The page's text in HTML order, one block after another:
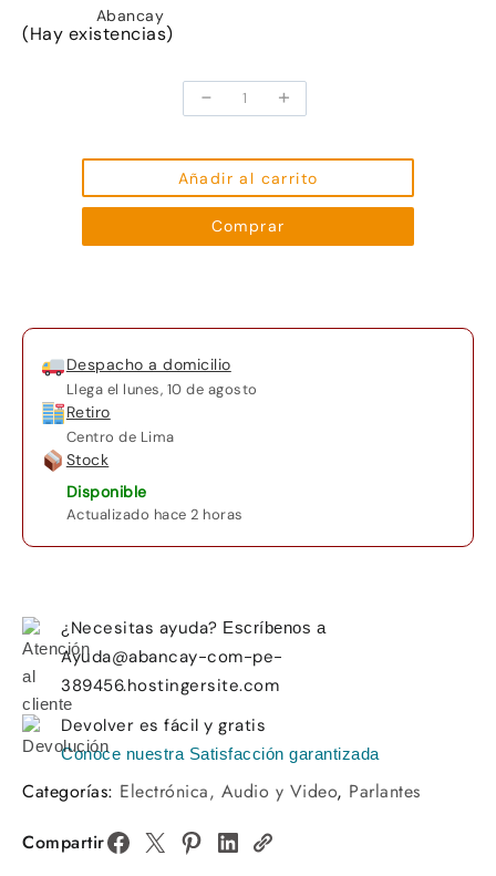
(Hay existencias)
-
Parlante
Cargador
G
4
en
+
Añadir al carrito
Comprar
Despacho a domicilio
Llega el lunes, 10 de agosto
Retiro
Centro de Lima
Stock
Disponible
Actualizado hace 2 horas
¿Necesitas ayuda? Escríbenos a
Ayuda@abancay-com-pe-
389456.hostingersite.com
Devolver es fácil y gratis
Conoce nuestra Satisfacción garantizada
Categorías: Electrónica, Audio y Video, Parlantes
Compartir